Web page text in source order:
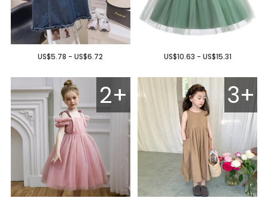
US$5.78 - US$6.72 US$10.63 - US$15.31
2+ 3+